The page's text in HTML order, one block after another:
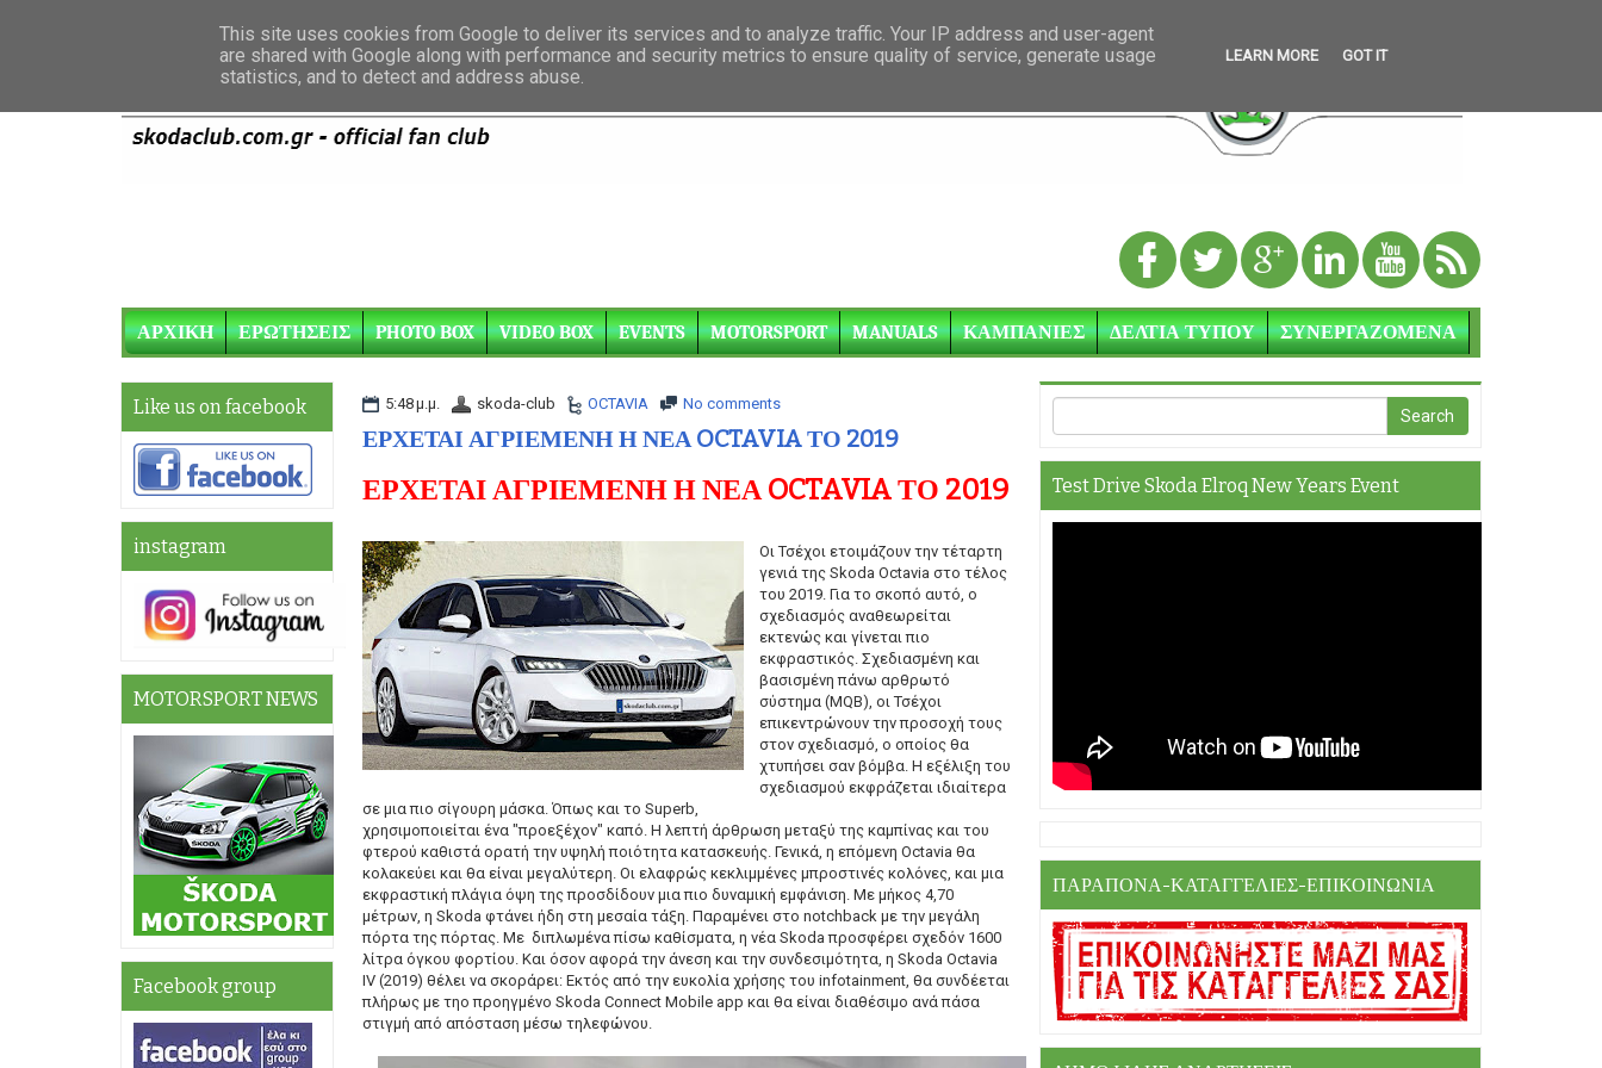
ΑΡΧΙΚΗ ΕΡΩΤΗΣΕΙΣ PHOTO BOX VIDEO BOX EVENTS MOTORSPORT MANUALS ΚΑΜΠΑΝΙΕΣ ΔΕΛΤΙΑ ΤΥΠΟΥ ΣΥΝΕΡΓΑΖΟΜΕΝΑ
5:48 μ.μ. skoda-club OCTAVIA No comments
ΕΡΧΕΤΑΙ ΑΓΡΙΕΜΕΝΗ Η ΝΕΑ OCTAVIA ΤΟ 2019
ΕΡΧΕΤΑΙ ΑΓΡΙΕΜΕΝΗ Η ΝΕΑ OCTAVIA ΤΟ 2019
Οι Τσέχοι ετοιμάζουν την τέταρτη
γενιά της Skoda Octavia στο τέλος
του 2019. Για το σκοπό αυτό, ο
σχεδιασμός αναθεωρείται
εκτενώς και γίνεται πιο
εκφραστικός. Σχεδιασμένη και
βασισμένη πάνω αρθρωτό
σύστημα (MQB), οι Τσέχοι
επικεντρώνουν την προσοχή τους
στον σχεδιασμό, ο οποίος θα
χτυπήσει σαν βόμβα. Η εξέλιξη του
σχεδιασμού εκφράζεται ιδιαίτερα
σε μια πιο σίγουρη μάσκα. Όπως και το Superb,
χρησιμοποιείται ένα "προεξέχον" καπό. Η λεπτή άρθρωση μεταξύ της καμπίνας και του
φτερού καθιστά ορατή την υψηλή ποιότητα κατασκευής. Γενικά, η επόμενη Octavia θα
κολακεύει και θα είναι μεγαλύτερη. Οι ελαφρώς κεκλιμμένες μπροστινές κολόνες, και μια
εκφραστική πλάγια όψη της προσδίδουν μια πιο δυναμική εμφάνιση. Με μήκος 4,70
μέτρων, η Skoda φτάνει ήδη στη μεσαία τάξη. Παραμένει στο notchback με την μεγάλη
πόρτα της πόρτας. Με διπλωμένα πίσω καθίσματα, η νέα Skoda προσφέρει σχεδόν 1600
λίτρα όγκου φορτίου. Και όσον αφορά την άνεση και την συνδεσιμότητα, η Skoda Octavia
IV (2019) θέλει να σκοράρει: Εκτός από την ευκολία χρήσης του infotainment, θα συνδέεται
πλήρως με τηο προηγμένο Skoda Connect Mobile app και θα είναι διαθέσιμο ανά πάσα
στιγμή από απόσταση μέσω τηλεφώνου.
Like us on facebook
instagram
MOTORSPORT NEWS
Facebook group
Test Drive Skoda Elroq New Years Event
ΠΑΡΑΠΟΝΑ-ΚΑΤΑΓΓΕΛΙΕΣ-ΕΠΙΚΟΙΝΩΝΙΑ
This site uses cookies from Google to deliver its services and to analyze traffic. Your IP address and user-agent
are shared with Google along with performance and security metrics to ensure quality of service, generate usage
statistics, and to detect and address abuse.
LEARN MORE GOT IT